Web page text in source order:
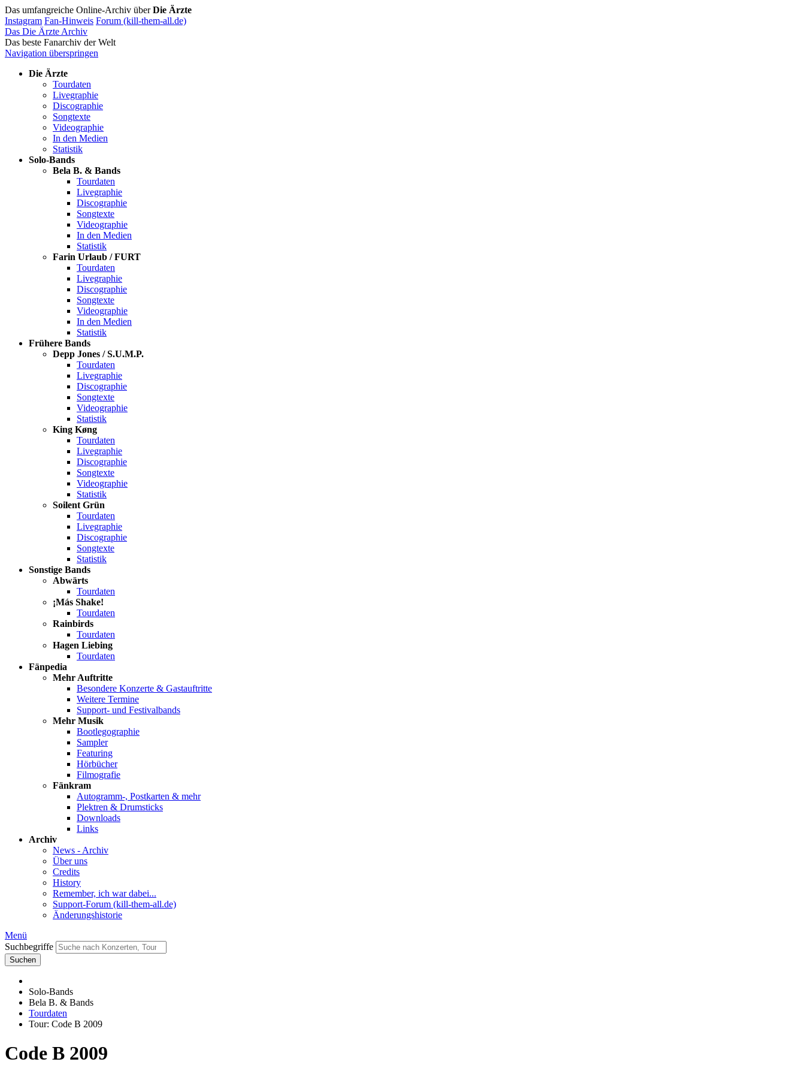
Das umfangreiche Online-Archiv überDie Ärzte
Instagram Fan-Hinweis Forum (kill-them-all.de)
Das Die Ärzte Archiv
Das beste Fanarchiv der Welt
Navigation überspringen
Die Ärzte
Tourdaten
Livegraphie
Discographie
Songtexte
Videographie
In den Medien
Statistik
Solo-Bands
Bela B. & Bands
Tourdaten
Livegraphie
Discographie
Songtexte
Videographie
In den Medien
Statistik
Farin Urlaub / FURT
Tourdaten
Livegraphie
Discographie
Songtexte
Videographie
In den Medien
Statistik
Frühere Bands
Depp Jones / S.U.M.P.
Tourdaten
Livegraphie
Discographie
Songtexte
Videographie
Statistik
King Køng
Tourdaten
Livegraphie
Discographie
Songtexte
Videographie
Statistik
Soilent Grün
Tourdaten
Livegraphie
Discographie
Songtexte
Statistik
Sonstige Bands
Abwärts
Tourdaten
¡Más Shake!
Tourdaten
Rainbirds
Tourdaten
Hagen Liebing
Tourdaten
Fänpedia
Mehr Auftritte
Besondere Konzerte & Gastauftritte
Weitere Termine
Support- und Festivalbands
Mehr Musik
Bootlegographie
Sampler
Featuring
Hörbücher
Filmografie
Fänkram
Autogramm-, Postkarten & mehr
Plektren & Drumsticks
Downloads
Links
Archiv
News - Archiv
Über uns
Credits
History
Remember, ich war dabei...
Support-Forum (kill-them-all.de)
Änderungshistorie
Menü
Suchbegriffe
Suchen
Solo-Bands
Bela B. & Bands
Tourdaten
Tour: Code B 2009
Code B 2009